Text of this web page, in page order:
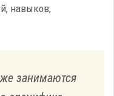
навыков,
занимаются